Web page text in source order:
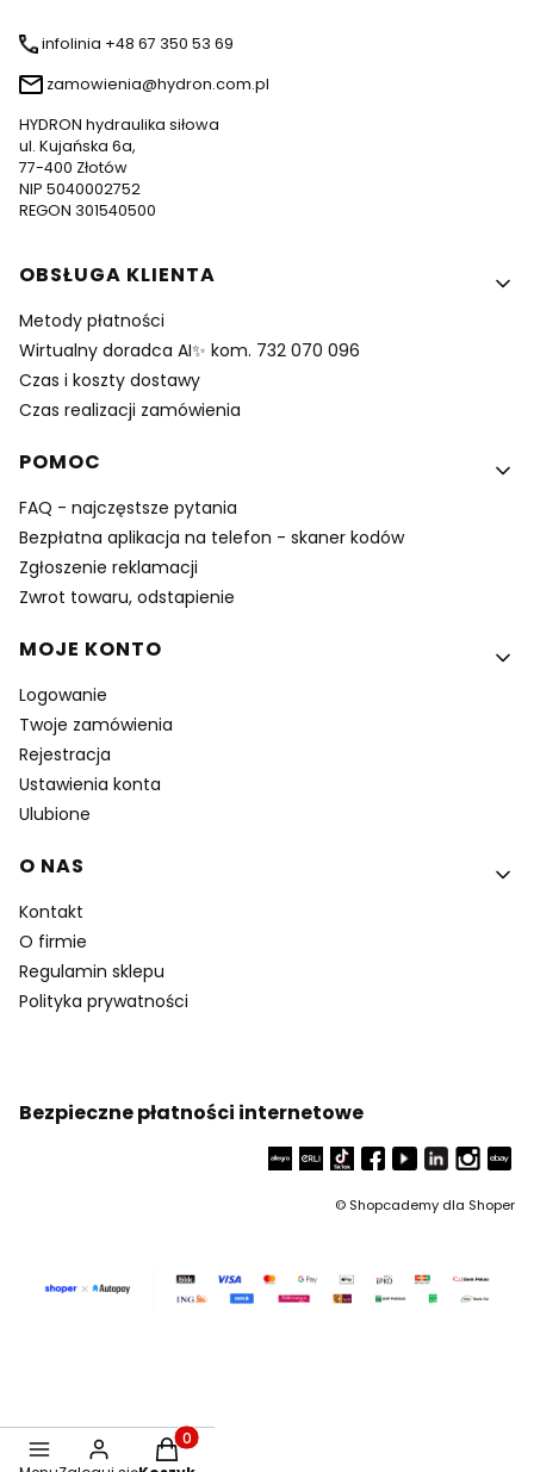
infolinia +48 67 350 53 69
zamowienia@hydron.com.pl
HYDRON hydraulika siłowa
ul. Kujańska 6a,
77-400 Złotów
NIP 5040002752
REGON 301540500
Linki w stopce
OBSŁUGA KLIENTA
Metody płatności
Wirtualny doradca AI✨ kom. 732 070 096
Czas i koszty dostawy
Czas realizacji zamówienia
POMOC
FAQ - najczęstsze pytania
Bezpłatna aplikacja na telefon - skaner kodów
Zgłoszenie reklamacji
Zwrot towaru, odstapienie
MOJE KONTO
Logowanie
Twoje zamówienia
Rejestracja
Ustawienia konta
Ulubione
O NAS
Kontakt
O firmie
Regulamin sklepu
Polityka prywatności
Bezpieczne płatności internetowe
© Shopcademy dla Shoper
Produkty w koszyku: 0. Zobacz szczegóły